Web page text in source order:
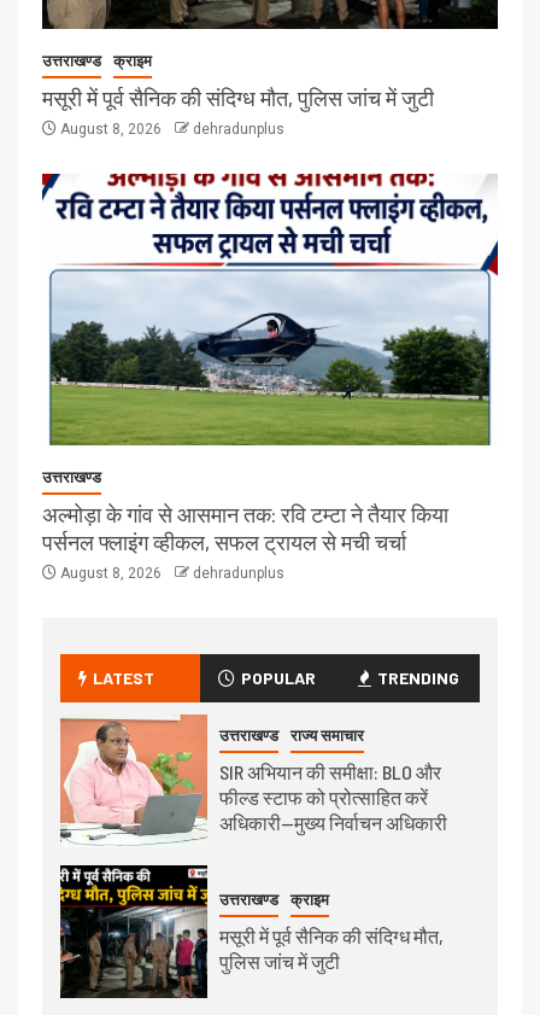
उत्तराखण्ड क्राइम
मसूरी में पूर्व सैनिक की संदिग्ध मौत, पुलिस जांच में जुटी
August 8, 2026 dehradunplus
उत्तराखण्ड
अल्मोड़ा के गांव से आसमान तक: रवि टम्टा ने तैयार किया
पर्सनल फ्लाइंग व्हीकल, सफल ट्रायल से मची चर्चा
August 8, 2026 dehradunplus
LATEST POPULAR TRENDING
उत्तराखण्ड राज्य समाचार
SIR अभियान की समीक्षा: BLO और
फील्ड स्टाफ को प्रोत्साहित करें
अधिकारी—मुख्य निर्वाचन अधिकारी
उत्तराखण्ड क्राइम
मसूरी में पूर्व सैनिक की संदिग्ध मौत,
पुलिस जांच में जुटी